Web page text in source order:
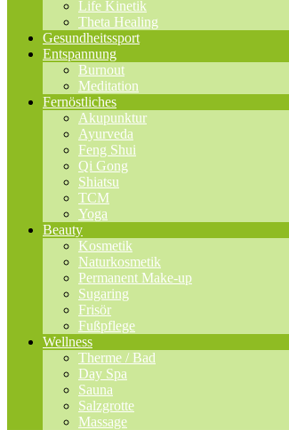
Life Kinetik
Theta Healing
Gesundheitssport
Entspannung
Burnout
Meditation
Fernöstliches
Akupunktur
Ayurveda
Feng Shui
Qi Gong
Shiatsu
TCM
Yoga
Beauty
Kosmetik
Naturkosmetik
Permanent Make-up
Sugaring
Frisör
Fußpflege
Wellness
Therme / Bad
Day Spa
Sauna
Salzgrotte
Massage